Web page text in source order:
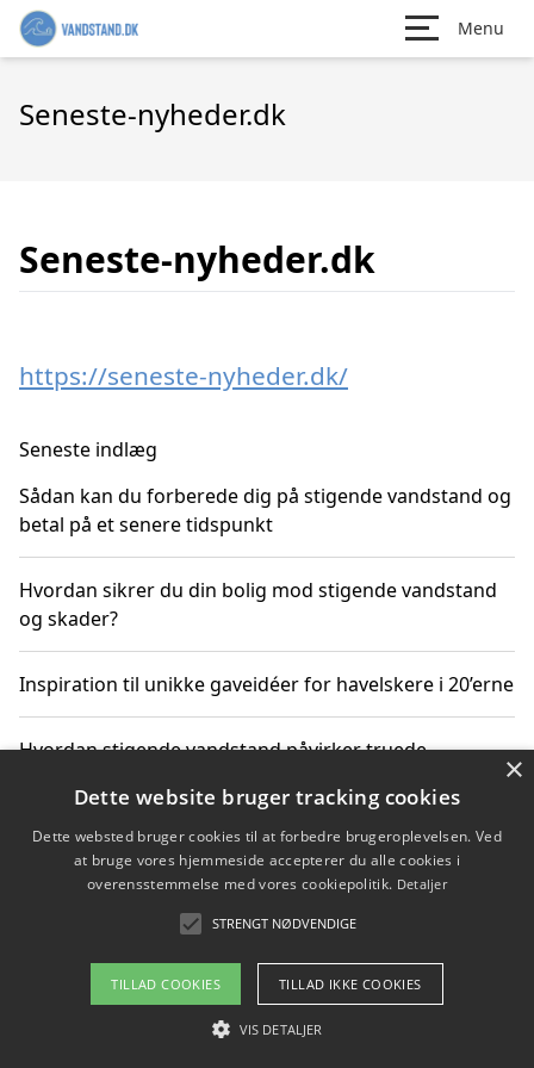
Menu
Seneste-nyheder.dk
Seneste-nyheder.dk
https://seneste-nyheder.dk/
Seneste indlæg
Sådan kan du forberede dig på stigende vandstand og
betal på et senere tidspunkt
Hvordan sikrer du din bolig mod stigende vandstand
og skader?
Inspiration til unikke gaveidéer for havelskere i 20’erne
Hvordan stigende vandstand påvirker truede
Sådan vælger du de bedste vandrerygsække til
vandreture i Danmark
Copyright 2026 - Pilanto Aps
Om / kontakt
×
Dette website bruger tracking cookies
Dette websted bruger cookies til at forbedre brugeroplevelsen. Ved
at bruge vores hjemmeside accepterer du alle cookies i
overensstemmelse med vores cookiepolitik. Detaljer
STRENGT NØDVENDIGE
TILLAD COOKIES TILLAD IKKE COOKIES
VIS DETALJER